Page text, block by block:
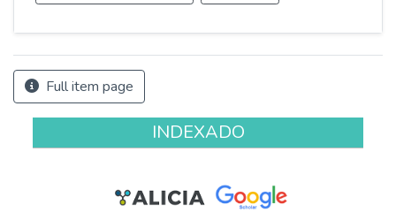
Full item page
INDEXADO